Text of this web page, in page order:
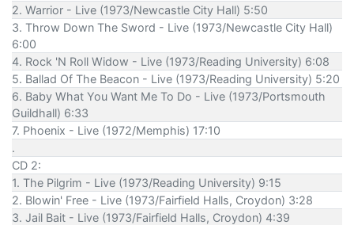
2. Warrior - Live (1973/Newcastle City Hall) 5:50
3. Throw Down The Sword - Live (1973/Newcastle City Hall)
6:00
4. Rock 'N Roll Widow - Live (1973/Reading University) 6:08
5. Ballad Of The Beacon - Live (1973/Reading University) 5:20
6. Baby What You Want Me To Do - Live (1973/Portsmouth
Guildhall) 6:33
7. Phoenix - Live (1972/Memphis) 17:10
.
CD 2:
1. The Pilgrim - Live (1973/Reading University) 9:15
2. Blowin' Free - Live (1973/Fairfield Halls, Croydon) 3:28
3. Jail Bait - Live (1973/Fairfield Halls, Croydon) 4:39